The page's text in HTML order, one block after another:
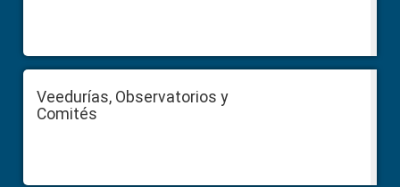
Veedurías, Observatorios y
Comités